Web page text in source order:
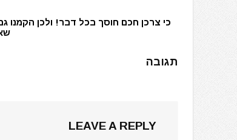
כי צרכן חכם חוסך בכל דבר! ולכן הקמנו
תגובה
LEAVE A REPLY